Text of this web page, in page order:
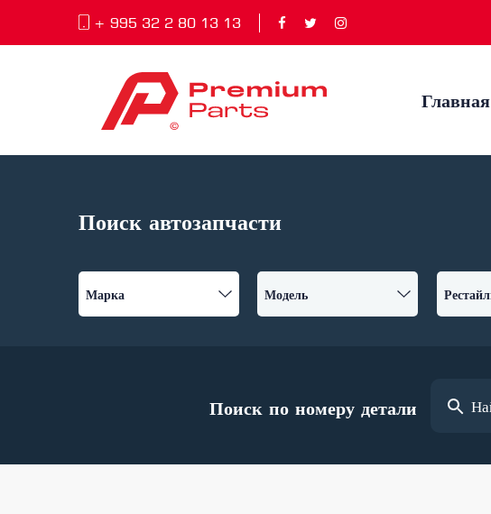
+ 995 32 2 80 13 13
Главная
Поиск автозапчасти
Поиск по номеру детали